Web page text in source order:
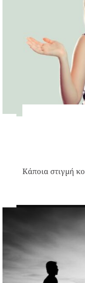
Κάποια στιγμή